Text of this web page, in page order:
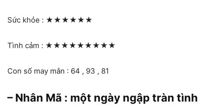
Sức khỏe : ★★★★★★
Tình cảm : ★★★★★★★★★
Con số may mắn : 64 , 93 , 81
– Nhân Mã : một ngày ngập tràn tình